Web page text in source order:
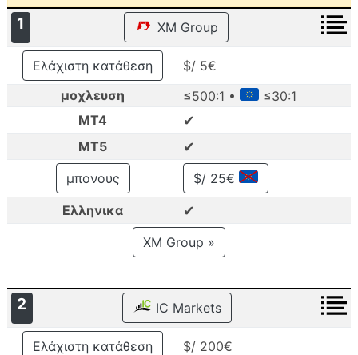
1 XM Group
Ελάχιστη κατάθεση
$/ 5€
μοχλευση
≤500:1 •
≤30:1
MT4
✔
MT5 ✔
μπονους
$/ 25€
Ελληνικα
✔
XM Group »
2 IC Markets
Ελάχιστη κατάθεση $/ 200€